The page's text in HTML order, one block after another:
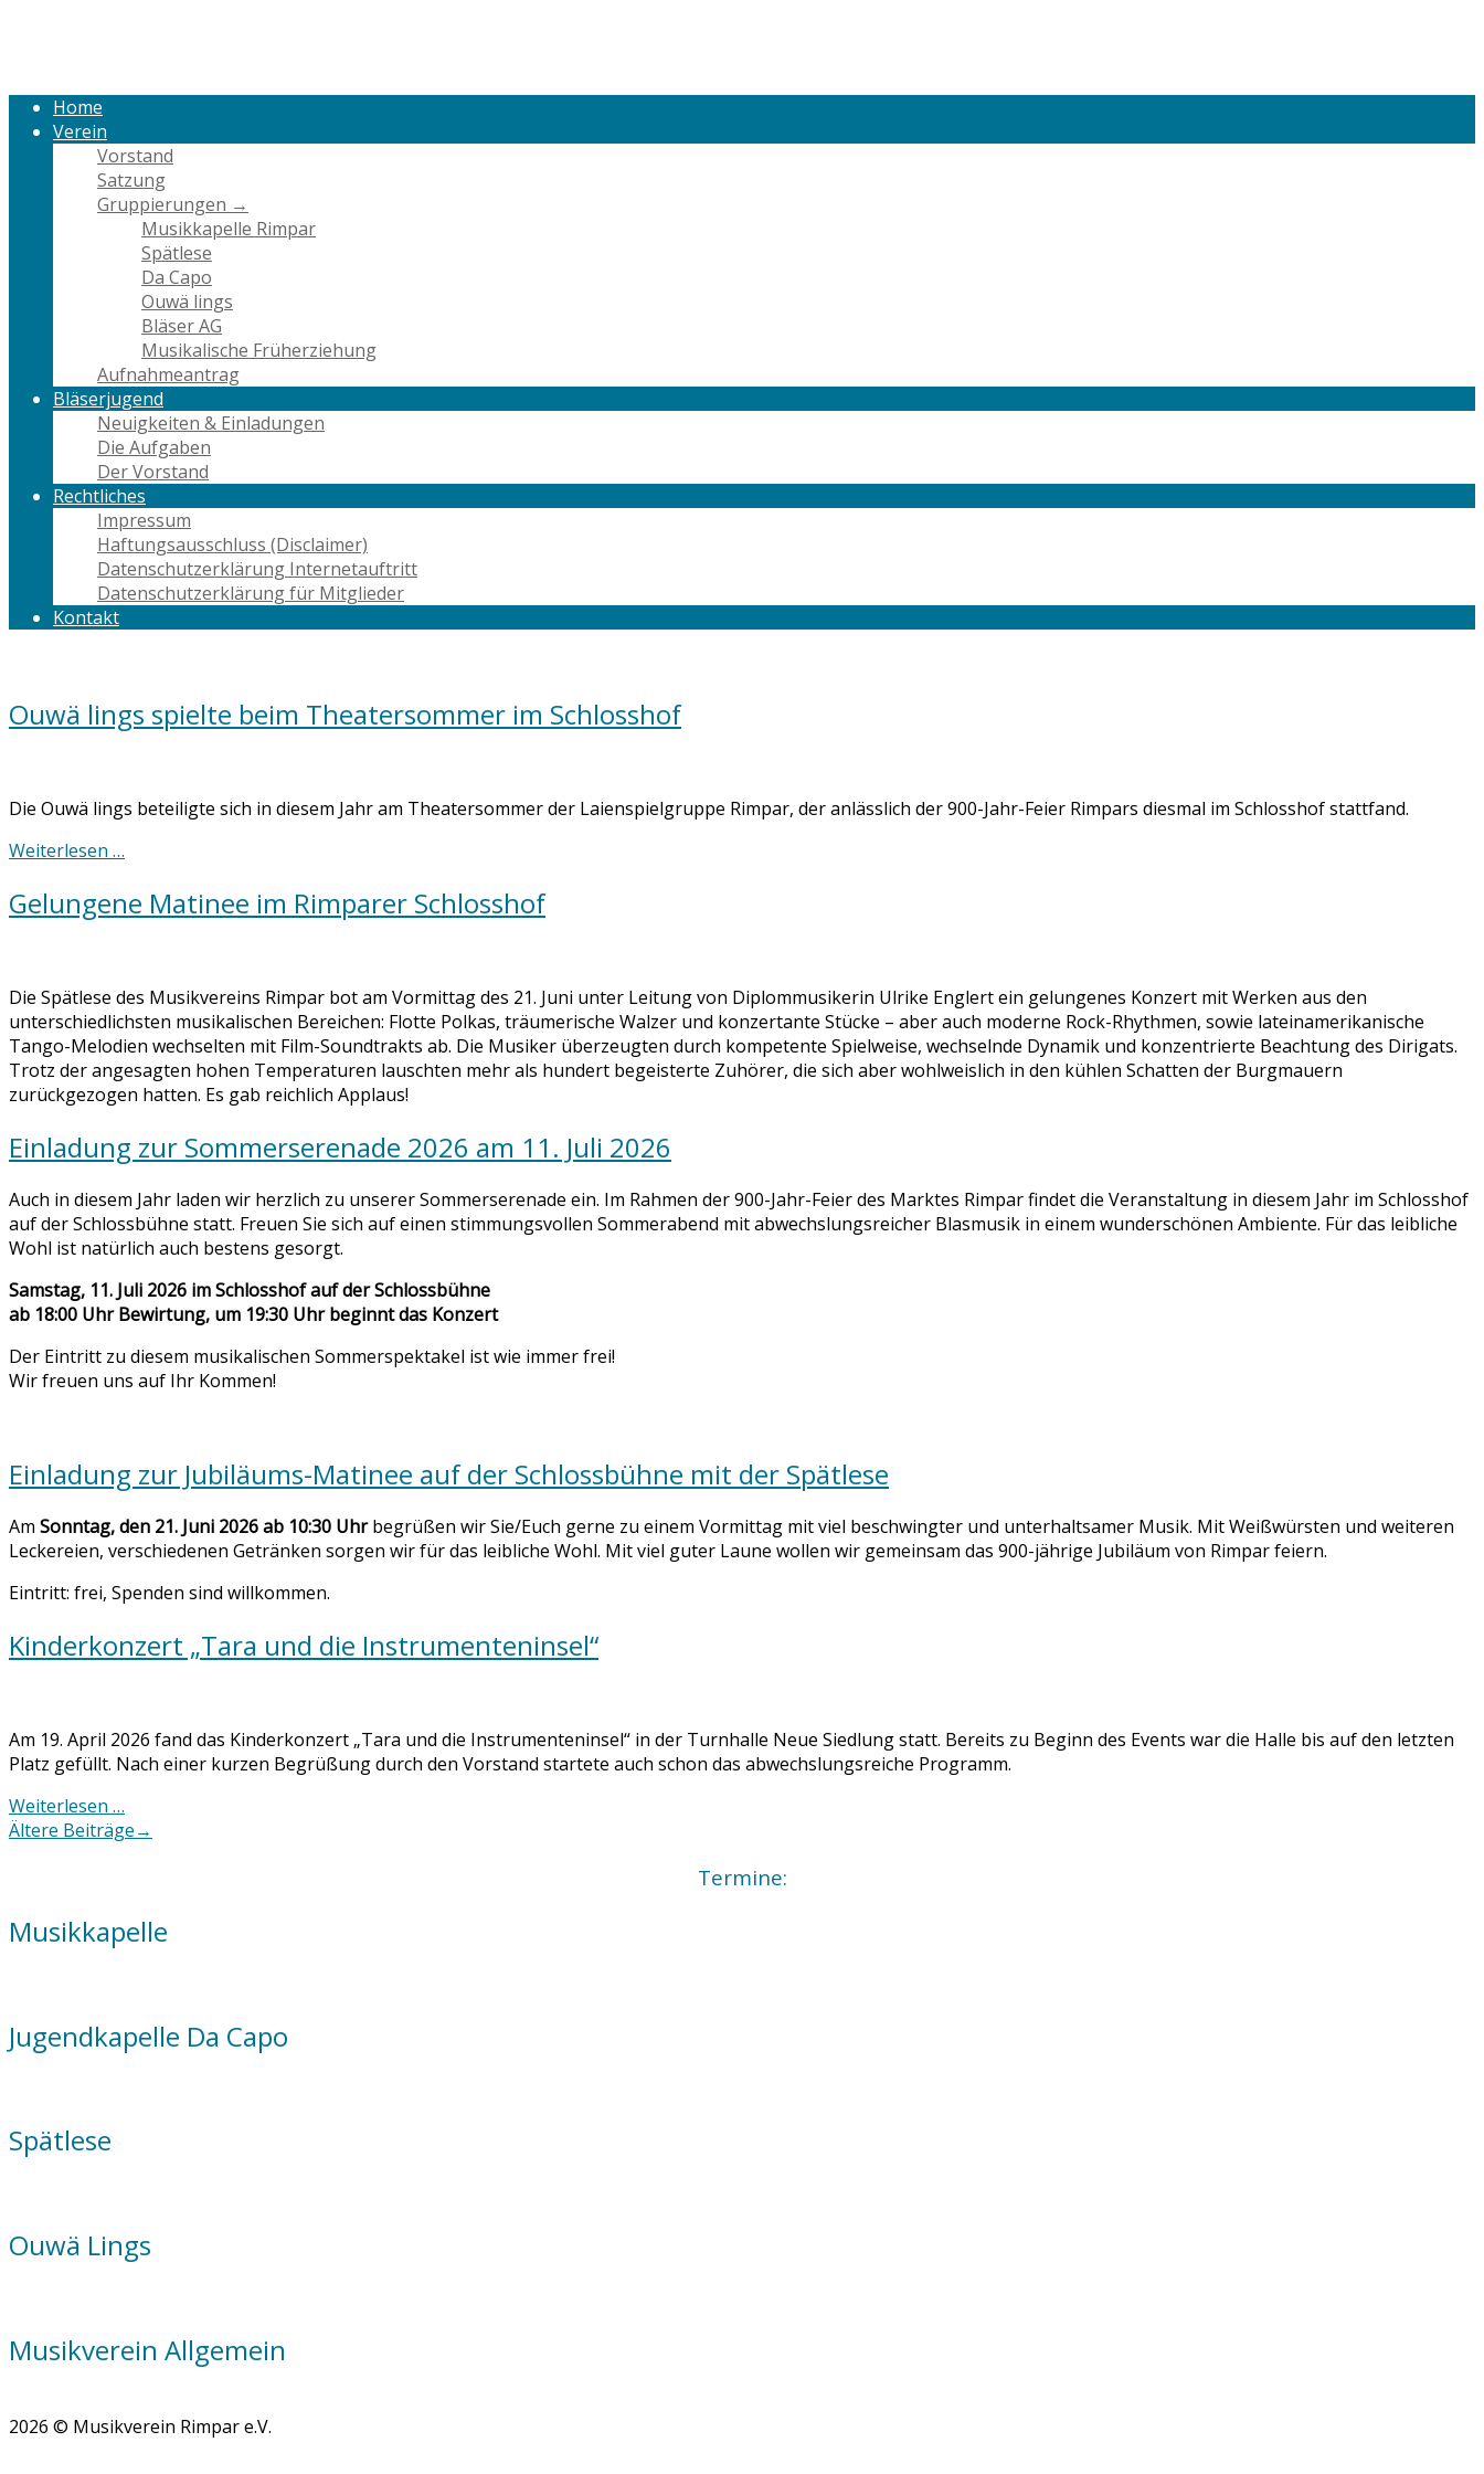
Home
Verein
Vorstand
Satzung
Gruppierungen →
Musikkapelle Rimpar
Spätlese
Da Capo
Ouwä lings
Bläser AG
Musikalische Früherziehung
Aufnahmeantrag
Bläserjugend
Neuigkeiten & Einladungen
Die Aufgaben
Der Vorstand
Rechtliches
Impressum
Haftungsausschluss (Disclaimer)
Datenschutzerklärung Internetauftritt
Datenschutzerklärung für Mitglieder
Kontakt
Ouwä lings spielte beim Theatersommer im Schlosshof
Die Ouwä lings beteiligte sich in diesem Jahr am Theatersommer der Laienspielgruppe Rimpar, der anlässlich der 900-Jahr-Feier Rimpars diesmal im Schlosshof stattfand.
Weiterlesen …
Gelungene Matinee im Rimparer Schlosshof
Die Spätlese des Musikvereins Rimpar bot am Vormittag des 21. Juni unter Leitung von Diplommusikerin Ulrike Englert ein gelungenes Konzert mit Werken aus den
unterschiedlichsten musikalischen Bereichen: Flotte Polkas, träumerische Walzer und konzertante Stücke – aber auch moderne Rock-Rhythmen, sowie lateinamerikanische
Tango-Melodien wechselten mit Film-Soundtrakts ab. Die Musiker überzeugten durch kompetente Spielweise, wechselnde Dynamik und konzentrierte Beachtung des Dirigats.
Trotz der angesagten hohen Temperaturen lauschten mehr als hundert begeisterte Zuhörer, die sich aber wohlweislich in den kühlen Schatten der Burgmauern
zurückgezogen hatten. Es gab reichlich Applaus!
Einladung zur Sommerserenade 2026 am 11. Juli 2026
Auch in diesem Jahr laden wir herzlich zu unserer Sommerserenade ein. Im Rahmen der 900-Jahr-Feier des Marktes Rimpar findet die Veranstaltung in diesem Jahr im Schlosshof
auf der Schlossbühne statt. Freuen Sie sich auf einen stimmungsvollen Sommerabend mit abwechslungsreicher Blasmusik in einem wunderschönen Ambiente. Für das leibliche
Wohl ist natürlich auch bestens gesorgt.
Samstag, 11. Juli 2026 im Schlosshof auf der Schlossbühne
ab 18:00 Uhr Bewirtung, um 19:30 Uhr beginnt das Konzert
Der Eintritt zu diesem musikalischen Sommerspektakel ist wie immer frei!
Wir freuen uns auf Ihr Kommen!
Einladung zur Jubiläums-Matinee auf der Schlossbühne mit der Spätlese
Am Sonntag, den 21. Juni 2026 ab 10:30 Uhrbegrüßen wir Sie/Euch gerne zu einem Vormittag mit viel beschwingter und unterhaltsamer Musik. Mit Weißwürsten und weiteren
Leckereien, verschiedenen Getränken sorgen wir für das leibliche Wohl. Mit viel guter Laune wollen wir gemeinsam das 900-jährige Jubiläum von Rimpar feiern.
Eintritt: frei, Spenden sind willkommen.
Kinderkonzert „Tara und die Instrumenteninsel“
Am 19. April 2026 fand das Kinderkonzert „Tara und die Instrumenteninsel“ in der Turnhalle Neue Siedlung statt. Bereits zu Beginn des Events war die Halle bis auf den letzten
Platz gefüllt. Nach einer kurzen Begrüßung durch den Vorstand startete auch schon das abwechslungsreiche Programm.
Weiterlesen …
Posts
Ältere Beiträge→
Termine:
Musikkapelle
Jugendkapelle Da Capo
Spätlese
Ouwä Lings
Musikverein Allgemein
2026 © Musikverein Rimpar e.V.